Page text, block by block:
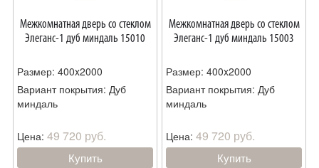
Межкомнатная дверь со стеклом
Элеганс-1 дуб миндаль 15010
Размер: 400x2000
Вариант покрытия: Дуб
миндаль
Цена: 49 720 руб.
Купить
Межкомнатная дверь со стеклом
Элеганс-1 дуб миндаль 15003
Размер: 400x2000
Вариант покрытия: Дуб
миндаль
Цена: 49 720 руб.
Купить